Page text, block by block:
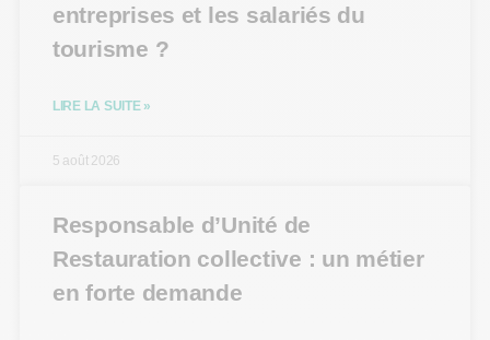
entreprises et les salariés du
tourisme ?
LIRE LA SUITE »
5 août 2026
Responsable d’Unité de
Restauration collective : un métier
en forte demande